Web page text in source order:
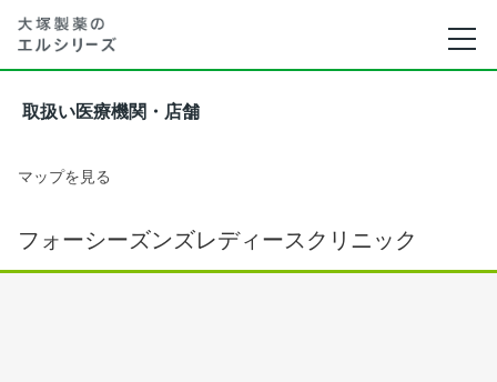
取扱い医療機関・店舗
マップを見る
フォーシーズンズレディースクリニック